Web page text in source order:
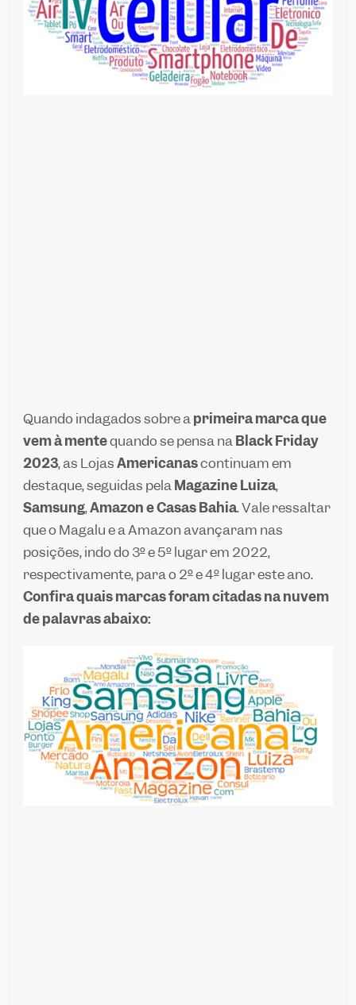
Quando indagados sobre aprimeira marca que
vem à mentequando se pensa naBlack Friday
2023, as LojasAmericanascontinuam em
destaque, seguidas pelaMagazine Luiza,
Samsung,Amazone Casas Bahia. Vale ressaltar
que o Magalue aAmazonavançaram nas
posições, indo do 3º e 5º lugar em 2022,
respectivamente, para o 2º e 4º lugar este ano.
Confira quais marcas foram citadas na nuvem
de palavras abaixo: